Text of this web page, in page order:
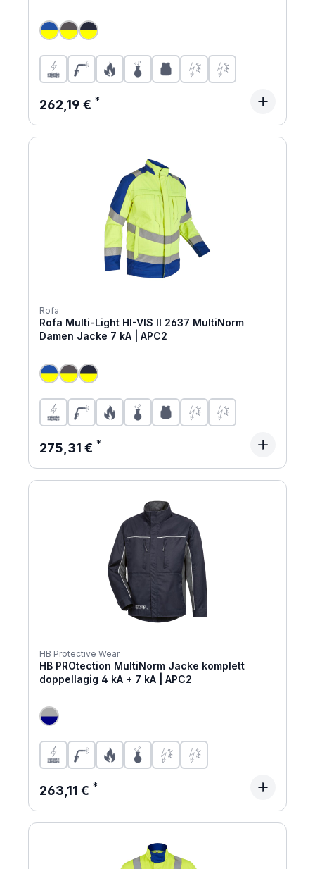
Regulärer Preis:
262,19 €
Rofa
Rofa Multi-Light HI-VIS II 2637 MultiNorm
Damen Jacke 7 kA | APC2
Regulärer Preis:
275,31 €
HB Protective Wear
HB PROtection MultiNorm Jacke komplett
doppellagig 4 kA + 7 kA | APC2
Regulärer Preis:
263,11 €